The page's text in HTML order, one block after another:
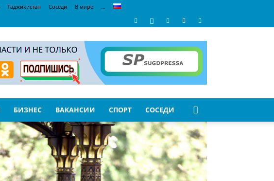
Таджикистан Соседи В мире …
БИЗНЕС ВАКАНСИИ СПОРТ СОСЕДИ